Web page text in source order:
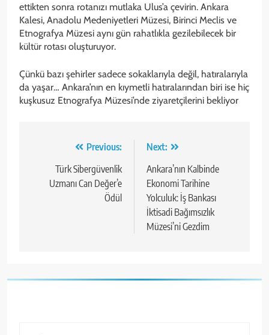
ettikten sonra rotanızı mutlaka Ulus’a çevirin. Ankara
Kalesi, Anadolu Medeniyetleri Müzesi, Birinci Meclis ve
Etnografya Müzesi aynı gün rahatlıkla gezilebilecek bir
kültür rotası oluşturuyor.
Çünkü bazı şehirler sadece sokaklarıyla değil, hatıralarıyla
da yaşar… Ankara’nın en kıymetli hatıralarından biri ise hiç
kuşkusuz Etnografya Müzesi’nde ziyaretçilerini bekliyor
gezinmesi
Previous:
Türk Sibergüvenlik
Uzmanı Can Değer’e
Ödül
Next:
Ankara’nın Kalbinde
Ekonomi Tarihine
Yolculuk: İş Bankası
İktisadi Bağımsızlık
Müzesi’ni Gezdim